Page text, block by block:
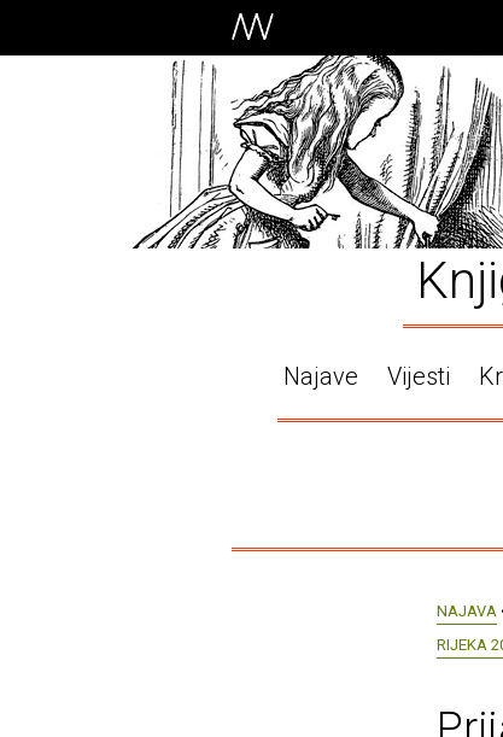
Najave Vijesti
NAJAVA
RIJEKA